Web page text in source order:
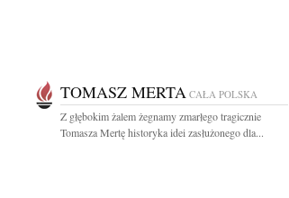
TOMASZ MERTA CAŁA POLSKA
Z głębokim żalem żegnamy zmarłego tragicznie
Tomasza Mertę historyka idei zasłużonego dla...